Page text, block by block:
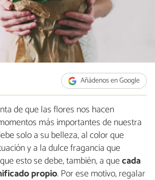
Añádenos en Google
de que las flores nos hacen
más importantes de nuestra
solo a su belleza, al color que
y a la dulce fragancia que
esto se debe, también, a quecada
propio. Por ese motivo, regalar